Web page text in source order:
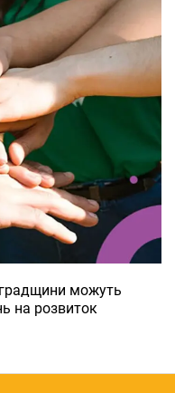
можуть
на розвиток